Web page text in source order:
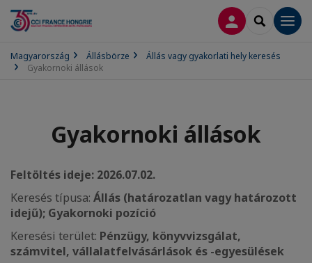
BELÉPÉSSEARCH
Magyarország Állásbörze
Állás vagy gyakorlati hely keresés
Gyakornoki állások
Gyakornoki állások
Feltöltés ideje: 2026.07.02.
Keresés típusa: Állás (határozatlan vagy határozott
idejű); Gyakornoki pozíció
Keresési terület: Pénzügy, könyvvizsgálat,
számvitel, vállalatfelvásárlások és -egyesülések